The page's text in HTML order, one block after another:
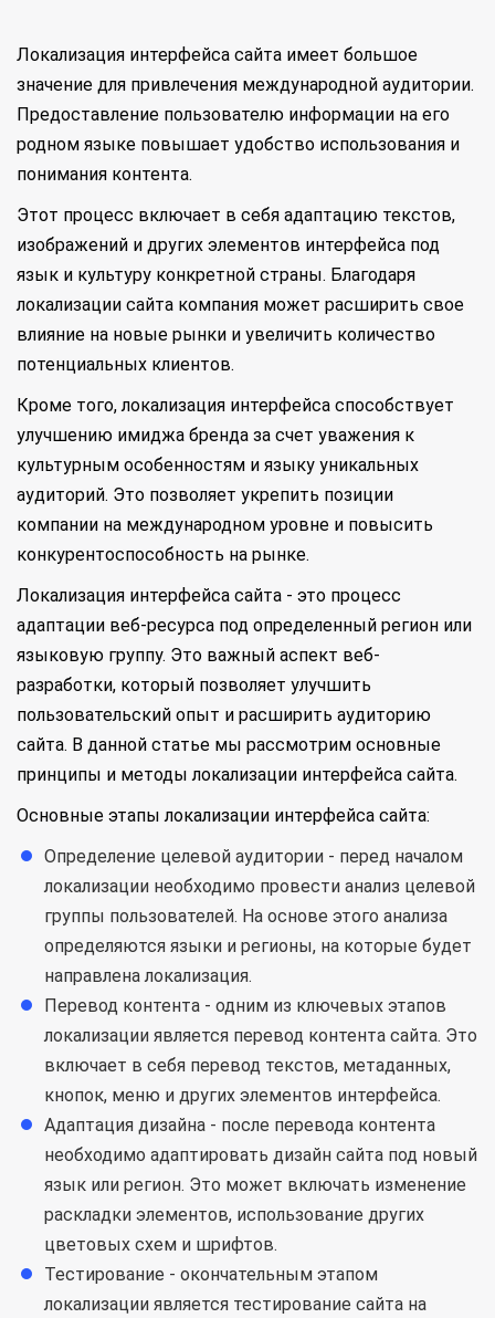
Локализация интерфейса сайта имеет большое
значение для привлечения международной аудитории.
Предоставление пользователю информации на его
родном языке повышает удобство использования и
понимания контента.
Этот процесс включает в себя адаптацию текстов,
изображений и других элементов интерфейса под
язык и культуру конкретной страны. Благодаря
локализации сайта компания может расширить свое
влияние на новые рынки и увеличить количество
потенциальных клиентов.
Кроме того, локализация интерфейса способствует
улучшению имиджа бренда за счет уважения к
культурным особенностям и языку уникальных
аудиторий. Это позволяет укрепить позиции
компании на международном уровне и повысить
конкурентоспособность на рынке.
Локализация интерфейса сайта - это процесс
адаптации веб-ресурса под определенный регион или
языковую группу. Это важный аспект веб-
разработки, который позволяет улучшить
пользовательский опыт и расширить аудиторию
сайта. В данной статье мы рассмотрим основные
принципы и методы локализации интерфейса сайта.
Основные этапы локализации интерфейса сайта:
Определение целевой аудитории - перед началом
локализации необходимо провести анализ целевой
группы пользователей. На основе этого анализа
определяются языки и регионы, на которые будет
направлена локализация.
Перевод контента - одним из ключевых этапов
локализации является перевод контента сайта. Это
включает в себя перевод текстов, метаданных,
кнопок, меню и других элементов интерфейса.
Адаптация дизайна - после перевода контента
необходимо адаптировать дизайн сайта под новый
язык или регион. Это может включать изменение
раскладки элементов, использование других
цветовых схем и шрифтов.
Тестирование - окончательным этапом
локализации является тестирование сайта на